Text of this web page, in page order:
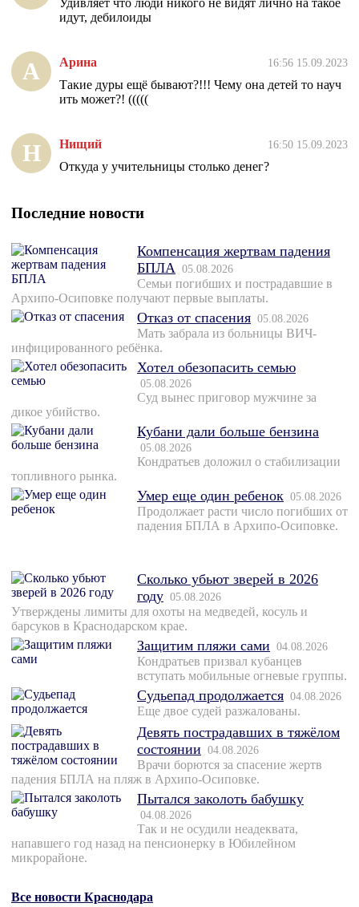
Удивляет что люди никого не видят лично на такое
идут, дебилоиды
А Арина 16:56 15.09.2023
Такие дуры ещё бывают?!!! Чему она детей то науч
ить может?! (((((
Н Нищий 16:50 15.09.2023
Откуда у учительницы столько денег?
Последние новости
Компенсация жертвам падения
БПЛА 05.08.2026
Семьи погибших и пострадавшие в
Архипо-Осиповке получают первые выплаты.
Отказ от спасения 05.08.2026
Мать забрала из больницы ВИЧ-
инфицированного ребёнка.
Хотел обезопасить семью
05.08.2026
Суд вынес приговор мужчине за
дикое убийство.
Кубани дали больше бензина
05.08.2026
Кондратьев доложил о стабилизации
топливного рынка.
Умер еще один ребенок 05.08.2026
Продолжает расти число погибших от
падения БПЛА в Архипо-Осиповке.
Сколько убьют зверей в 2026
году 05.08.2026
Утверждены лимиты для охоты на медведей, косуль и
барсуков в Краснодарском крае.
Защитим пляжи сами 04.08.2026
Кондратьев призвал кубанцев
вступать мобильные огневые группы.
Судьепад продолжается 04.08.2026
Еще двое судей разжалованы.
Девять пострадавших в тяжёлом
состоянии 04.08.2026
Врачи борются за спасение жертв
падения БПЛА на пляж в Архипо-Осиповке.
Пытался заколоть бабушку
04.08.2026
Так и не осудили неадеквата,
напавшего год назад на пенсионерку в Юбилейном
микрорайоне.
Все новости Краснодара